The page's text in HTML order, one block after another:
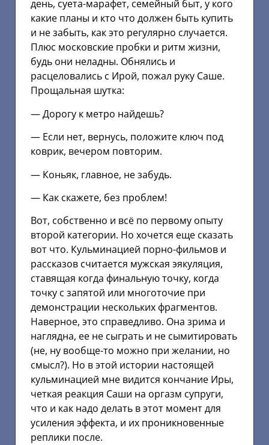
день, суета-марафет, семейный быт, у кого
какие планы и кто что должен быть купить
и не забыть, как это регулярно случается.
Плюс московские пробки и ритм жизни,
будь они неладны. Обнялись и
расцеловались с Ирой, пожал руку Саше.
Прощальная шутка:
— Дорогу к метро найдешь?
— Если нет, вернусь, положите ключ под
коврик, вечером повторим.
— Коньяк, главное, не забудь.
— Как скажете, без проблем!
Вот, собственно и всё по первому опыту
второй категории. Но хочется еще сказать
вот что. Кульминацией порно-фильмов и
рассказов считается мужская эякуляция,
ставящая когда финальную точку, когда
точку с запятой или многоточие при
демонстрации нескольких фрагментов.
Наверное, это справедливо. Она зрима и
наглядна, ее не сыграть и не сымитировать
(не, ну вообще-то можно при желании, но
смысл?). Но в этой истории настоящей
кульминацией мне видится кончание Иры,
четкая реакция Саши на оргазм супруги,
что и как надо делать в этот момент для
усиления эффекта, и их проникновенные
реплики после.